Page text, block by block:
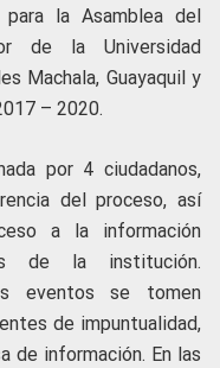
la Asamblea del
de la Universidad
Machala, Guayaquil y
– 2020.
por 4 ciudadanos,
del proceso, así
a la información
de la institución.
eventos se tomen
de impuntualidad,
de información. En las